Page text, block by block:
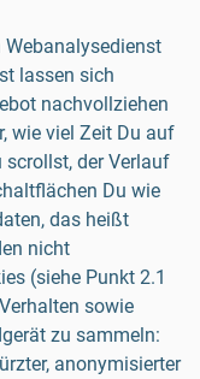
Webanalysedienst
lassen sich
nachvollziehen
wie viel Zeit Du auf
scrollst, der Verlauf
Du wie
das heißt
nicht
(siehe Punkt 2.1
sowie
zu sammeln:
anonymisierter